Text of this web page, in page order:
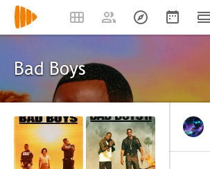
Bad Boys